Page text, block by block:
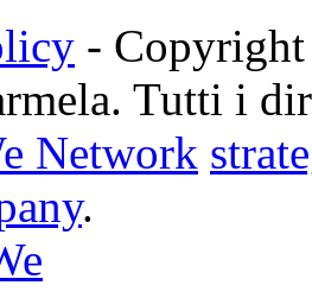
- Copyright
Tutti i
Network
.